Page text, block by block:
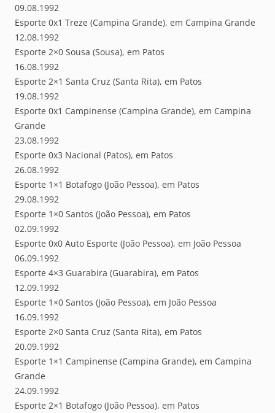
09.08.1992
Esporte 0x1 Treze (Campina Grande), em Campina Grande
12.08.1992
Esporte 2×0 Sousa (Sousa), em Patos
16.08.1992
Esporte 2×1 Santa Cruz (Santa Rita), em Patos
19.08.1992
Esporte 0x1 Campinense (Campina Grande), em Campina
Grande
23.08.1992
Esporte 0x3 Nacional (Patos), em Patos
26.08.1992
Esporte 1×1 Botafogo (João Pessoa), em Patos
29.08.1992
Esporte 1×0 Santos (João Pessoa), em Patos
02.09.1992
Esporte 0x0 Auto Esporte (João Pessoa), em João Pessoa
06.09.1992
Esporte 4×3 Guarabira (Guarabira), em Patos
12.09.1992
Esporte 1×0 Santos (João Pessoa), em João Pessoa
16.09.1992
Esporte 2×0 Santa Cruz (Santa Rita), em Patos
20.09.1992
Esporte 1×1 Campinense (Campina Grande), em Campina
Grande
24.09.1992
Esporte 2×1 Botafogo (João Pessoa), em Patos